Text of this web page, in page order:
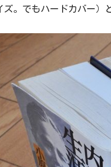
ズ。でもハードカバー）